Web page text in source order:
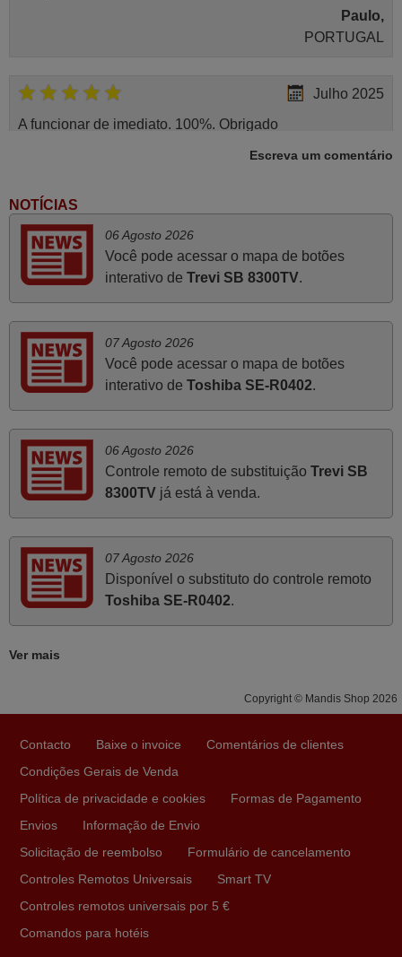
Paulo,
PORTUGAL
Julho 2025
A funcionar de imediato. 100%. Obrigado
Domingos Manuel,
Ótimo produto!! Não precisa fazer nenhuma
programação. Recomendo muito!!
Rudinery,
Junho 2025
Já recebi o comando bem embalado mas não é de
origem mas trabalha bem, obrigada!..
Francisco Alexandre,
Maio 2025
Bom dia. Estou extremamente satisfeita com o comando
e seu funcionamento perfeito, a rapidez na entrega e a
como usar o comando sem usar por marca mas
tinha explicado como funcionar. Apenas diziam que
Muito obrigada.
PORTUGAL
Abril 2025
O comando veio bem embrulhado e protegido. Fez logo a
emparelhamento com a televisão, sem problemas.
produto e este site.
Escreva um comentário
NOTÍCIAS
06 Agosto 2026
Você pode acessar o mapa de botões
interativo de Trevi SB 8300TV.
07 Agosto 2026
Você pode acessar o mapa de botões
interativo de Toshiba SE-R0402.
06 Agosto 2026
Controle remoto de substituição Trevi SB
8300TVjá está à venda.
07 Agosto 2026
Disponível o substituto do controle remoto
Toshiba SE-R0402.
Ver mais
Copyright © Mandis Shop 2026
Contacto Baixe o invoice
Comentários de clientes
Condições Gerais de Venda
Política de privacidade e cookies
Formas de Pagamento
Envios
Informação de Envio
Solicitação de reembolso
Formulário de cancelamento
Controles Remotos Universais
Smart TV
Controles remotos universais por 5 €
Comandos para hotéis